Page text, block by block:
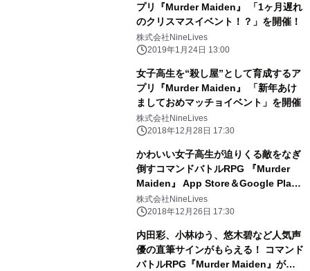
プリ『Murder Maiden』 「1ヶ月遅れ
のクリスマスイベント！？」を開催！
株式会社NineLives
2019年1月24日 13:00
女子高生を“殺し屋”として育成するア
プリ『Murder Maiden』 「新年あけ
ましておめマッチョイベント」を開催
株式会社NineLives
2018年12月28日 17:30
かわいい女子高生が迫りくる敵をなぎ
倒すコマンドバトルRPG 『Murder
Maiden』 App Store＆Google Play
ストアにて配信開始！！
株式会社NineLives
2018年12月26日 17:30
内田彩、小林ゆう、悠木碧など人気声
優の直筆サインがもらえる！ コマンド
バトルRPG『Murder Maiden』が